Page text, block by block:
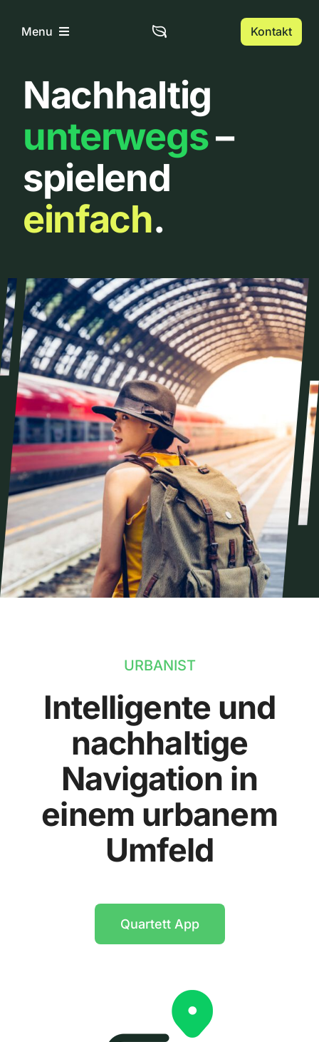
InhaltMenu
Home
Über uns
Urbanlist
Kontakt
Nachhaltig
unterwegs–
spielend
einfach.
URBANIST
Intelligente und
nachhaltige
Navigation in
einem urbanem
Umfeld
Quartett App